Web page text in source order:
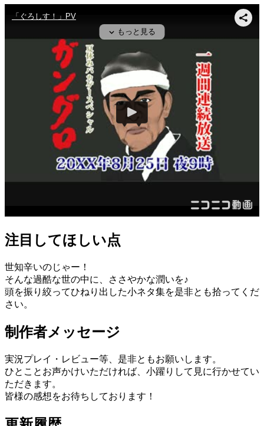
注目してほしい点
世知辛いのじゃー！
そんな過酷な世の中に、ささやかな潤いを♪
頭を振り絞ってひねり出した小ネタ集を是非とも拾ってくだ
さい。
制作者メッセージ
実況プレイ・レビュー等、是非ともお願いします。
ひとことお声かけいただければ、小躍りして見に行かせてい
ただきます。
皆様の感想をお待ちしております！